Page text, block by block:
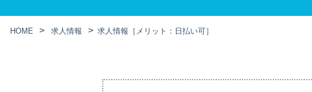
HOME 求人情報 求人情報［メリット：日払い可］